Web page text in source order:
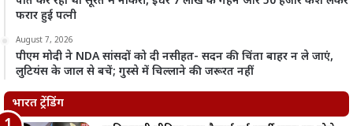
फरार हुई पत्नी
August 7, 2026
पीएम मोदी ने NDA सांसदों को दी नसीहत- सदन की चिंता बाहर न ले जाएं,
लुटियंस के जाल से बचें; गुस्से में चिल्लाने की जरूरत नहीं
भारत ट्रेंडिंग